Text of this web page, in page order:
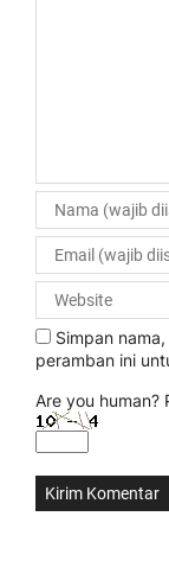
Simpan
peramban ini
Are you human?